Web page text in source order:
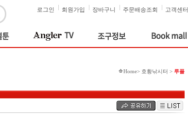
고객센터
주문배송조회
장바구니
회원가입
로그인
Home> 호황낚시터 > 루플